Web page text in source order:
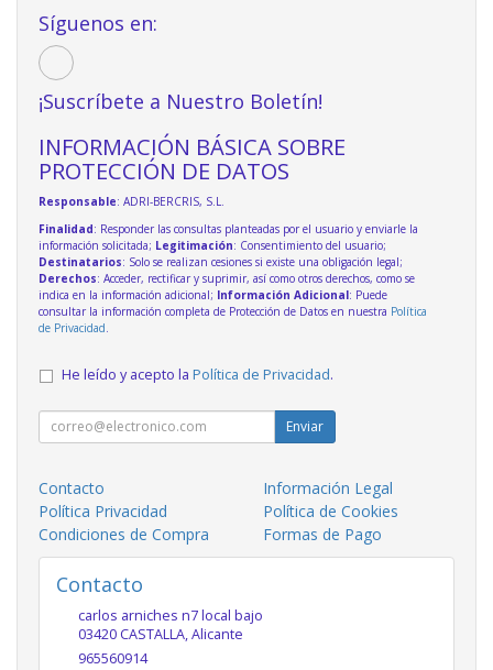
Síguenos en:
¡Suscríbete a Nuestro Boletín!
INFORMACIÓN BÁSICA SOBRE
PROTECCIÓN DE DATOS
Responsable: ADRI-BERCRIS, S.L.
Finalidad: Responder las consultas planteadas por el usuario y enviarle la
información solicitada; Legitimación: Consentimiento del usuario;
Destinatarios: Solo se realizan cesiones si existe una obligación legal;
Derechos: Acceder, rectificar y suprimir, así como otros derechos, como se
indica en la información adicional; Información Adicional: Puede
consultar la información completa de Protección de Datos en nuestra Política
de Privacidad
He leído y acepto la Política de Privacidad.
Enviar
Contacto
Información Legal
Política Privacidad
Política de Cookies
Condiciones de Compra
Formas de Pago
Contacto
carlos arniches n7 local bajo
03420 CASTALLA,Alicante
965560914